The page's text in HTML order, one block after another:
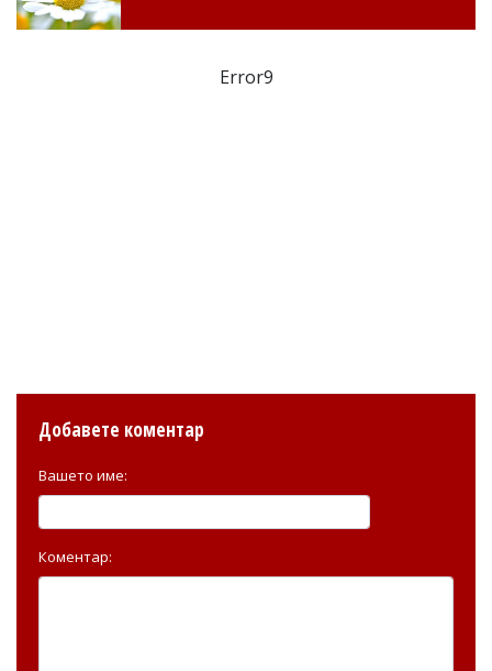
Error9
Добавете коментар
Вашето име:
Коментар: